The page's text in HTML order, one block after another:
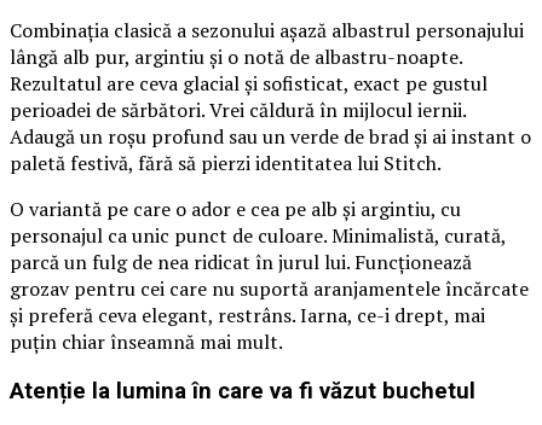
Combinația clasică a sezonului așază albastrul personajului
lângă alb pur, argintiu și o notă de albastru-noapte.
Rezultatul are ceva glacial și sofisticat, exact pe gustul
perioadei de sărbători. Vrei căldură în mijlocul iernii.
Adaugă un roșu profund sau un verde de brad și ai instant o
paletă festivă, fără să pierzi identitatea lui Stitch.
O variantă pe care o ador e cea pe alb și argintiu, cu
personajul ca unic punct de culoare. Minimalistă, curată,
parcă un fulg de nea ridicat în jurul lui. Funcționează
grozav pentru cei care nu suportă aranjamentele încărcate
și preferă ceva elegant, restrâns. Iarna, ce-i drept, mai
puțin chiar înseamnă mai mult.
Atenție la lumina în care va fi văzut buchetul